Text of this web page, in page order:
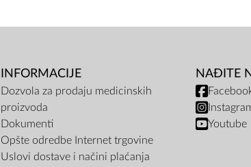
INFORMACIJE
Dozvola za prodaju medicinskih
proizvoda
Dokumenti
Opšte odredbe Internet trgovine
Uslovi dostave i načini plaćanja
NAĐITE
Youtube